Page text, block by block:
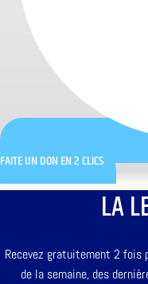
FAITE UN DON EN 2 CLICS
LA
Recevez gratuitement 2 fois
de la semaine, des